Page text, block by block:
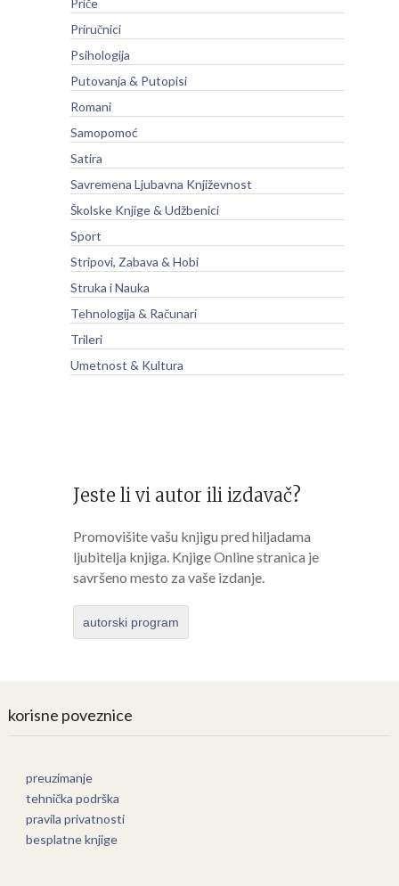
Priče
Priručnici
Psihologija
Putovanja & Putopisi
Romani
Samopomoć
Satira
Savremena Ljubavna Književnost
Školske Knjige & Udžbenici
Sport
Stripovi, Zabava & Hobi
Struka i Nauka
Tehnologija & Računari
Trileri
Umetnost & Kultura
Jeste li vi autor ili izdavač?
Promovišite vašu knjigu pred hiljadama
ljubitelja knjiga. Knjige Online stranica je
savršeno mesto za vaše izdanje.
autorski program
korisne poveznice
preuzimanje
tehnička podrška
pravila privatnosti
besplatne knjige